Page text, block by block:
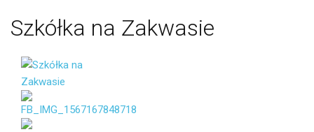
Szkółka na Zakwasie